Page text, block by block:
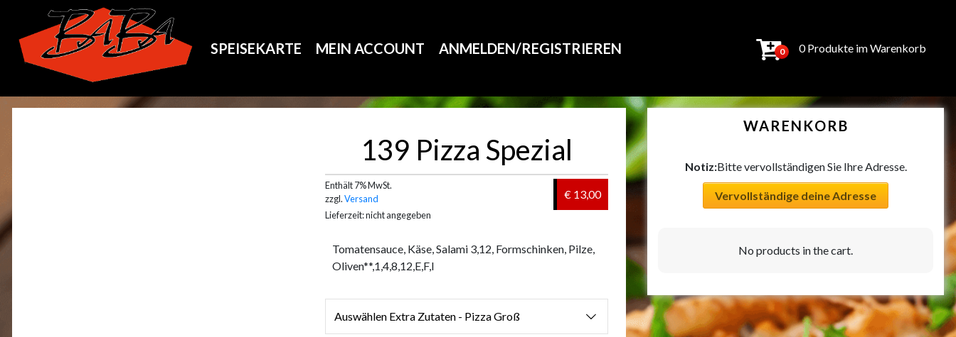
SPEISEKARTE MEIN ACCOUNT ANMELDEN/REGISTRIEREN 0 0 Produkte im Warenkorb
139 Pizza Spezial
€ 13,00
Enthält 7% MwSt.
zzgl.Versand
Lieferzeit: nicht angegeben
Tomatensauce, Käse, Salami 3,12, Formschinken, Pilze,
Oliven**,1,4,8,12,E,F,I
Auswählen Extra Zutaten - Pizza Groß
WARENKORB
Notiz:Bitte vervollständigen Sie Ihre Adresse.
Vervollständige deine Adresse
No products in the cart.